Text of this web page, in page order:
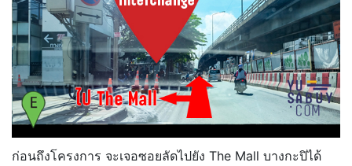
ก่อนถึงโครงการ จะเจอซอยลัดไปยัง The Mall บางกะปิได้